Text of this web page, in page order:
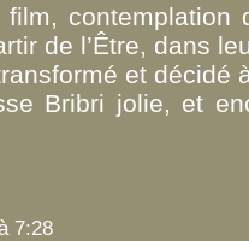
film,
de l’Être, dans
et décidé
Bribri jolie, et
7:28